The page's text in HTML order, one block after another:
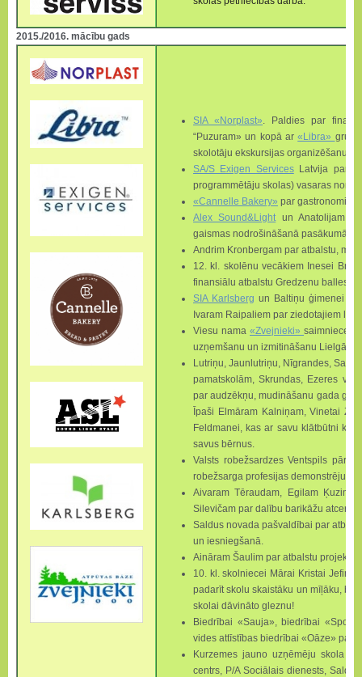
2015./2016. mācību gads
SIA «Norplast». Paldies par
“Puzuram» un kopā ar«Libra»
skolotāju ekskursijas organizēšanu
SA/S Exigen ServicesLatvija par
programmētāju skolas) vasaras
«Cannelle Bakery» par
Alex Sound&Light un Anatolijam
gaismas nodrošināšanā pasākumā
Andrim Kronbergam par atbalstu,
12. kl. skolēnu vecākiem Inesei
finansiālu atbalstu Gredzenu balles
SIA Karlsberg un Baltiņu ģimenei
Ivaram Raipaliem par ziedotajiem
Viesu nama «Zvejnieki» saimniecei
uzņemšanu un izmitināšanu
Lutriņu, Jaunlutriņu, Nī­­­­grandes,
pamatskolām, Skrundas, Ezeres
par audzēkņu, mudināšanu gada
Īpaši Elmāram Kalniņam, Vinetai
Feldmanei, kas ar savu klātbūtni
savus bērnus.
Valsts robežsardzes Ventspils
robežsarga profesijas
Aivaram Tēraudam, Egi­­lam Ķuzim,
Silevičam par dalību barikāžu
Saldus novada pašvaldībai par
un iesniegšanā.
Aināram Šaulim par at­­balstu projektu
10. kl. skolniecei Mārai Kristai
padarīt skolu skaistāku un mīļāku,
skolai dāvināto gleznu!
Biedrībai «Sauja», biedrībai
vides attīstības biedrībai «Oāze» par
Kurzemes jauno uzņēmēju skola
centrs, P/A Sociālais dienests,